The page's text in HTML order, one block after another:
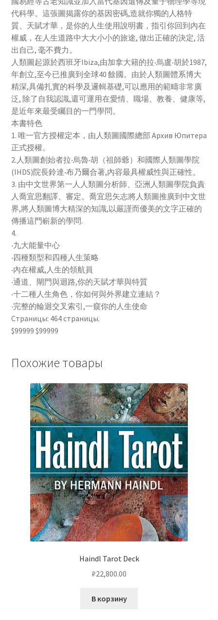
代科學。這張圖揭露你的基因密碼,造就你獨的人格特
質、天賦才華，是你的人生使用說明書，指引你回到內在
權威，在人生道路中大大小小的旅途, 做出正確的決定, 活
出自己, 毫不費力。
人類圖起源於西班牙Ibiza,由加拿大籍的拉‧烏盧‧胡於1987,
年創立,至今已推廣到全球40 餘國。由於人類圖體系博大
精深,具備扎實的科學及邏輯基礎,可以應用的範疇非常廣
泛, 除了自我認識,還可運用在愛情、職場、教養、健康等,
是近年來最受矚目的一門學問。
本書特色
1. 唯一官方授權定本，由人類圖國際總部 Архив Юпитера
正式授權。
2.人類圖創始者拉‧烏魯‧胡（祖師爺）和國際人類圖學院
(IHDS)院長鈴達‧布乃爾合著,內容最具權威性與正確性。
3. 由中文世界第一人人類圖分析師、亞洲人類圖學院負責
人喬宜思翻譯、審定。喬宜思矢志將人類圖推廣到中文世
界,將人類圖博大精深的知識,以嚴謹而優美的文字正確的
傳播這門嶄新的學問.
4.
‧九大能量中心
‧四種類型和四種人生策略
‧內在權威,人生的領航員
‧通道、閘門與迴路,你的天賦才華與特質
‧十二種人生角色，你如何與外界建立連結？
‧完整的輪迴交叉索引,一窺你的人生使命
Страницы: 464 страницы.
$99999 $99999
Похожие товары
Haindl Tarot Deck
₽22,800.00
В корзину